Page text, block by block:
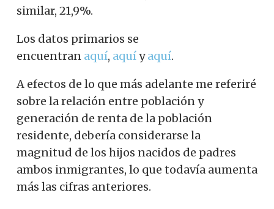
similar, 21,9%.
Los datos primarios se
encuentran aquí, aquíyaquí.
A efectos de lo que más adelante me referiré
sobre la relación entre población y
generación de renta de la población
residente, debería considerarse la
magnitud de los hijos nacidos de padres
ambos inmigrantes, lo que todavía aumenta
más las cifras anteriores.